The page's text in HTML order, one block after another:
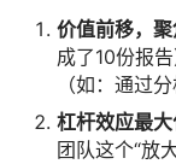
价值前移，
成了10份报
（如：通过
杠杆效应最
团队这个“放